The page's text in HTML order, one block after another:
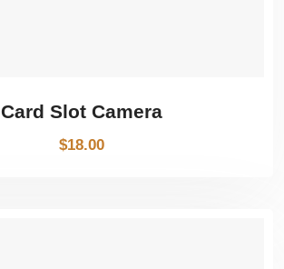
Card Slot Camera
$18.00